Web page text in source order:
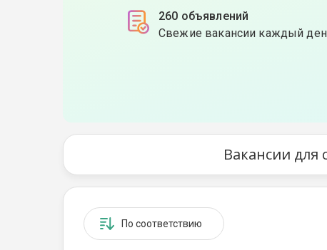
260 объявлений
Свежие вакансии каждый
Вакансии для
По соответствию